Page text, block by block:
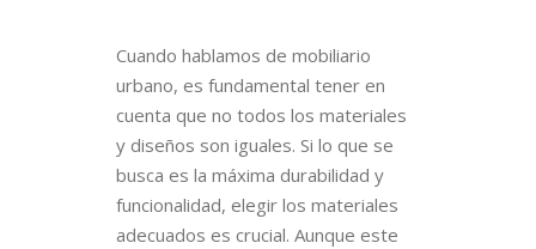
Cuando hablamos de mobiliario
urbano, es fundamental tener en
cuenta que no todos los materiales
y diseños son iguales. Si lo que se
busca es la máxima durabilidad y
funcionalidad, elegir los materiales
adecuados es crucial. Aunque este